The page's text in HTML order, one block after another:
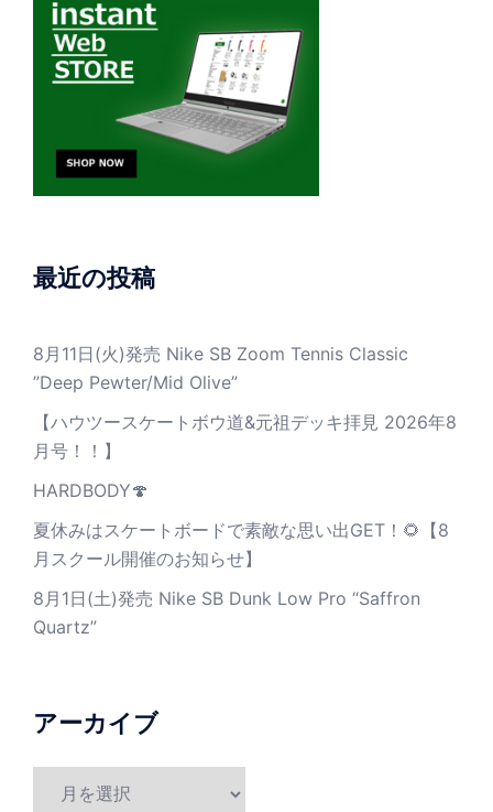
最近の投稿
8月11日(火)発売 Nike SB Zoom Tennis Classic
”Deep Pewter/Mid Olive”
【ハウツースケートボウ道&元祖デッキ拝見 2026年8
月号！！】
HARDBODY🍄
夏休みはスケートボードで素敵な思い出GET！🌻【8
月スクール開催のお知らせ】
8月1日(土)発売 Nike SB Dunk Low Pro “Saffron
Quartz”
アーカイブ